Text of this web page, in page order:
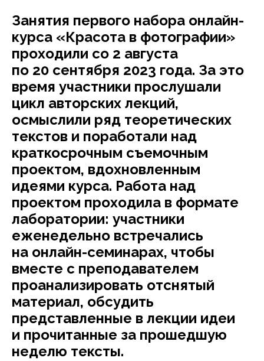
Занятия первого набора онлайн-
курса «Красота в фотографии»
проходили со 2 августа
по 20 сентября 2023 года. За это
время участники прослушали
цикл авторских лекций,
осмыслили ряд теоретических
текстов и поработали над
краткосрочным съемочным
проектом, вдохновленным
идеями курса. Работа над
проектом проходила в формате
лаборатории: участники
еженедельно встречались
на онлайн-семинарах, чтобы
вместе с преподавателем
проанализировать отснятый
материал, обсудить
представленные в лекции идеи
и прочитанные за прошедшую
неделю тексты.